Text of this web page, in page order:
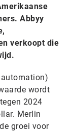
Abbyy
verkoopt die
wordt
2024
Merlin
groei voor